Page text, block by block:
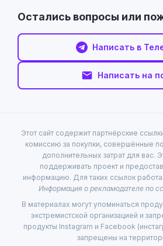
Остались вопросы или
Написать в
Написать на
Этот сайт содержит партнёрские
комиссию за покупки, совершённые
дополнительных затрат для вас.
поддерживать проект и
информацию. Для таких ссылок
Информация о рекламодателе по
В материалах могут упоминаться
экстремистской организацией и
продукты Instagram и Facebook
запрещены на